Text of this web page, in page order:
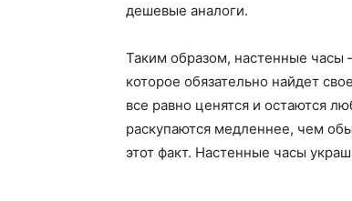
дешевые аналоги.
Таким образом, настенные часы
которое обязательно найдет
все равно ценятся и остаются
раскупаются медленнее, чем
этот факт. Настенные часы